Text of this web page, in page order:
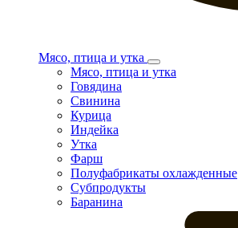
Мясо, птица и утка
Мясо, птица и утка
Говядина
Свинина
Курица
Индейка
Утка
Фарш
Полуфабрикаты охлажденные
Субпродукты
Баранина